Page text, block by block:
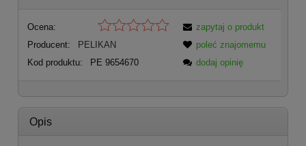
Ocena:
Producent:
PELIKAN
Kod produktu:
PE 9654670
zapytaj o produkt
poleć znajomemu
dodaj opinię
Opis